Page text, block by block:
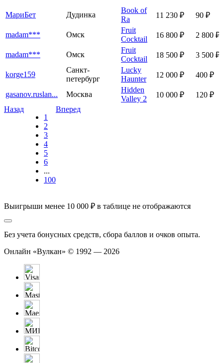
МариБет Дудинка
Book of
Ra
11 230 ₽ 90 ₽
madam*** Омск
Fruit
Cocktail
16 800 ₽ 2 800 ₽
madam*** Омск
Fruit
Cocktail
18 500 ₽ 3 500 ₽
korge159
Санкт-
петербург
Lucky
Haunter
12 000 ₽ 400 ₽
gasanov.ruslan... Москва
Hidden
Valley 2
10 000 ₽
120 ₽
Назад
1
2
3
4
5
6
...
100
Вперед
Выигрыши менее 10 000 ₽ в таблице не отображаются
Без учета бонусных средств, сбора баллов и очков опыта.
Онлайн «Вулкан» © 1992 — 2026